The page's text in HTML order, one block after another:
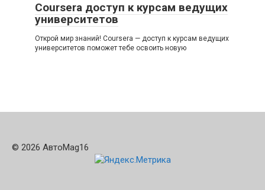
Coursera доступ к курсам ведущих
университетов
Открой мир знаний! Coursera — доступ к курсам ведущих
университетов поможет тебе освоить новую
© 2026 АвтоMag16